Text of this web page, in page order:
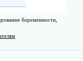
беременности,